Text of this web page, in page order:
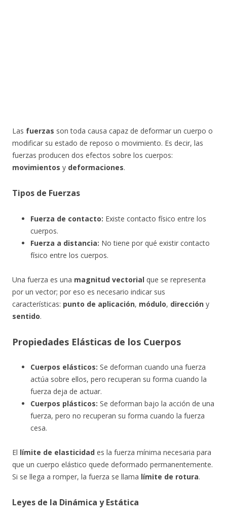
Las fuerzas son toda causa capaz de deformar un cuerpo o
modificar su estado de reposo o movimiento. Es decir, las
fuerzas producen dos efectos sobre los cuerpos:
movimientos y deformaciones.
Tipos de Fuerzas
Fuerza de contacto: Existe contacto físico entre los
cuerpos.
Fuerza a distancia: No tiene por qué existir contacto
físico entre los cuerpos.
Una fuerza es una magnitud vectorial que se representa
por un vector; por eso es necesario indicar sus
características: punto de aplicación, módulo, dirección y
sentido.
Propiedades Elásticas de los Cuerpos
Cuerpos elásticos: Se deforman cuando una fuerza
actúa sobre ellos, pero recuperan su forma cuando la
fuerza deja de actuar.
Cuerpos plásticos: Se deforman bajo la acción de una
fuerza, pero no recuperan su forma cuando la fuerza
cesa.
El límite de elasticidad es la fuerza mínima necesaria para
que un cuerpo elástico quede deformado permanentemente.
Si se llega a romper, la fuerza se llama límite de rotura.
Leyes de la Dinámica y Estática